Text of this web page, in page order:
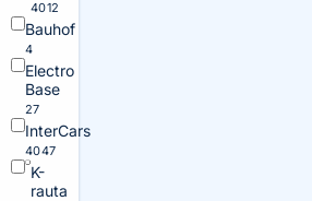
4012
Bauhof
4
Electro
Base
27
InterCars
4047
K-
rauta